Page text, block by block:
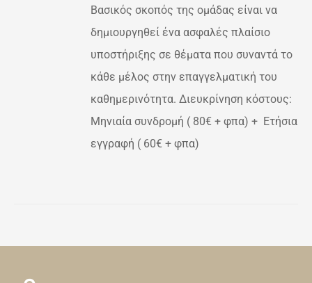
Βασικός σκοπός της ομάδας είναι να
δημιουργηθεί ένα ασφαλές πλαίσιο
υποστήριξης σε θέματα που συναντά το
κάθε μέλος στην επαγγελματική του
καθημερινότητα. Διευκρίνηση κόστους:
Μηνιαία συνδρομή ( 80€ + φπα) + Ετήσια
εγγραφή ( 60€ + φπα)